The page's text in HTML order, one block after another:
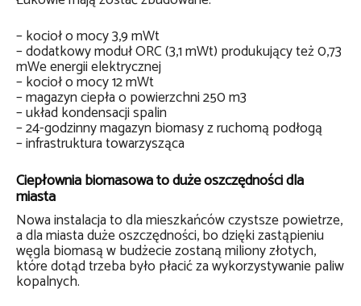
– kocioł o mocy 3,9 mWt
– dodatkowy moduł ORC (3,1 mWt) produkujący też 0,73
mWe energii elektrycznej
– kocioł o mocy 12 mWt
– magazyn ciepła o powierzchni 250 m3
– układ kondensacji spalin
– 24-godzinny magazyn biomasy z ruchomą podłogą
– infrastruktura towarzysząca
Ciepłownia biomasowa to duże oszczędności dla
miasta
Nowa instalacja to dla mieszkańców czystsze powietrze,
a dla miasta duże oszczędności, bo dzięki zastąpieniu
węgla biomasą w budżecie zostaną miliony złotych,
które dotąd trzeba było płacić za wykorzystywanie paliw
kopalnych.